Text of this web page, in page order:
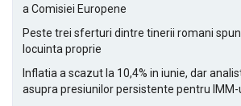
a Comisiei Europene
Peste trei sferturi dintre tinerii romani
locuinta proprie
Inflatia a scazut la 10,4% in iunie, dar
asupra presiunilor persistente pentru IMM-